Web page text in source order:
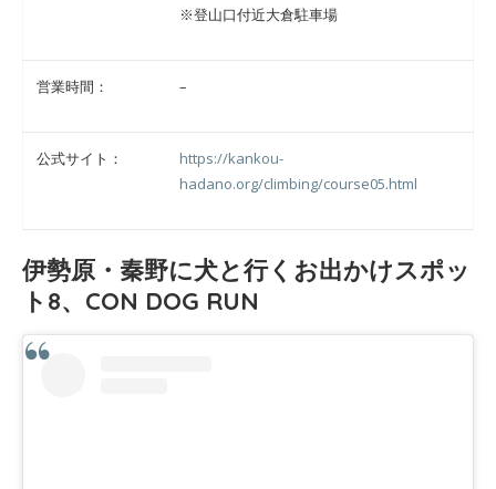
※登山口付近大倉駐車場
営業時間： –
公式サイト：
https://kankou-
hadano.org/climbing/course05.html
伊勢原・秦野に犬と行くお出かけスポッ
ト8、CON DOG RUN